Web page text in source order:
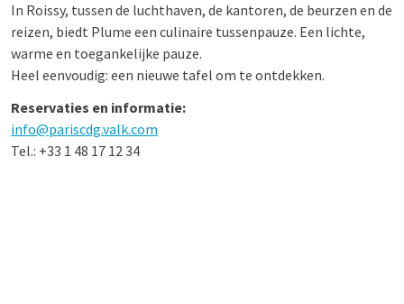
In Roissy, tussen de luchthaven, de kantoren, de beurzen en de
reizen, biedt Plume een culinaire tussenpauze. Een lichte,
warme en toegankelijke pauze.
Heel eenvoudig: een nieuwe tafel om te ontdekken.
Reservaties en informatie:
info@pariscdg.valk.com
Tel.: +33 1 48 17 12 34